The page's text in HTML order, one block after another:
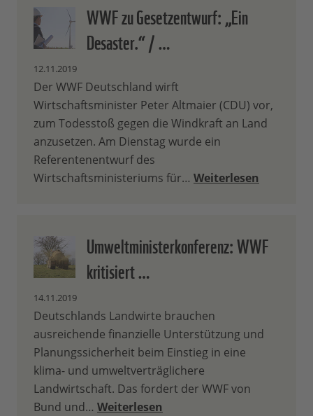
WWF zu Gesetzentwurf: „Ein
Desaster.“ / …
12.11.2019
Der WWF Deutschland wirft
Wirtschaftsminister Peter Altmaier (CDU) vor,
zum Todesstoß gegen die Windkraft an Land
anzusetzen. Am Dienstag wurde ein
Referentenentwurf des
Wirtschaftsministeriums für… Weiterlesen
Umweltministerkonferenz: WWF
kritisiert …
14.11.2019
Deutschlands Landwirte brauchen
ausreichende finanzielle Unterstützung und
Planungssicherheit beim Einstieg in eine
klima- und umweltverträglichere
Landwirtschaft. Das fordert der WWF von
Bund und… Weiterlesen